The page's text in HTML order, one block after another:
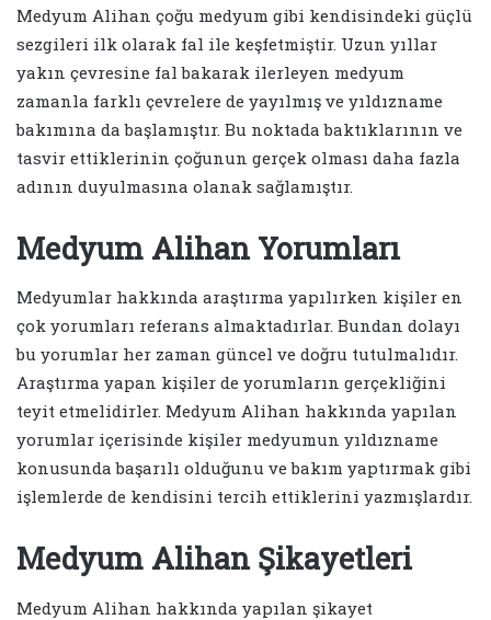
Medyum Alihan çoğu medyum gibi kendisindeki güçlü
sezgileri ilk olarak fal ile keşfetmiştir. Uzun yıllar
yakın çevresine fal bakarak ilerleyen medyum
zamanla farklı çevrelere de yayılmış ve yıldızname
bakımına da başlamıştır. Bu noktada baktıklarının ve
tasvir ettiklerinin çoğunun gerçek olması daha fazla
adının duyulmasına olanak sağlamıştır.
Medyum Alihan Yorumları
Medyumlar hakkında araştırma yapılırken kişiler en
çok yorumları referans almaktadırlar. Bundan dolayı
bu yorumlar her zaman güncel ve doğru tutulmalıdır.
Araştırma yapan kişiler de yorumların gerçekliğini
teyit etmelidirler. Medyum Alihan hakkında yapılan
yorumlar içerisinde kişiler medyumun yıldızname
konusunda başarılı olduğunu ve bakım yaptırmak gibi
işlemlerde de kendisini tercih ettiklerini yazmışlardır.
Medyum Alihan Şikayetleri
Medyum Alihan hakkında yapılan şikayet